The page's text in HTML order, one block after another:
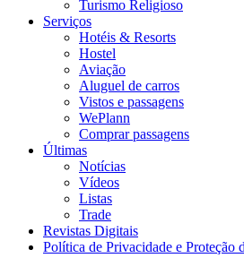
Turismo Religioso
Serviços
Hotéis & Resorts
Hostel
Aviação
Aluguel de carros
Vistos e passagens
WePlann
Comprar passagens
Últimas
Notícias
Vídeos
Listas
Trade
Revistas Digitais
Política de Privacidade e Proteção